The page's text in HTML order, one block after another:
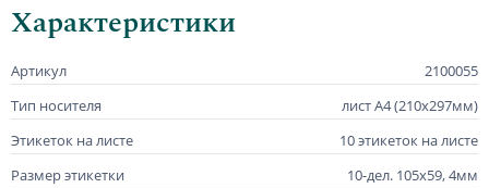
Характеристики
Артикул
2100055
Тип носителя
лист А4 (210х297мм)
Этикеток на листе
10 этикеток на листе
Размер этикетки
10-дел. 105х59, 4мм